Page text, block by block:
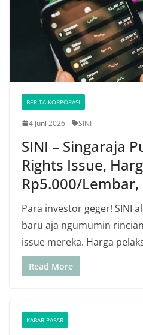
BERITA KORPORASI
4 Juni 2026 SINI
SINI – Singaraja
Rights Issue,
Rp5.000/Lembar,
Para investor geger! SINI
baru aja ngumumin
issue mereka. Harga
Read More
KABAR PASAR